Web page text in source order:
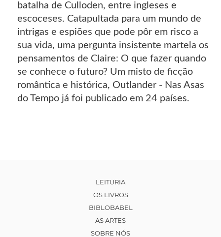
batalha de Culloden, entre ingleses e
escoceses. Catapultada para um mundo de
intrigas e espiões que pode pôr em risco a
sua vida, uma pergunta insistente martela os
pensamentos de Claire: O que fazer quando
se conhece o futuro? Um misto de ficção
romântica e histórica, Outlander - Nas Asas
do Tempo já foi publicado em 24 países.
LEITURIA
OS LIVROS
BIBLOBABEL
AS ARTES
SOBRE NÓS